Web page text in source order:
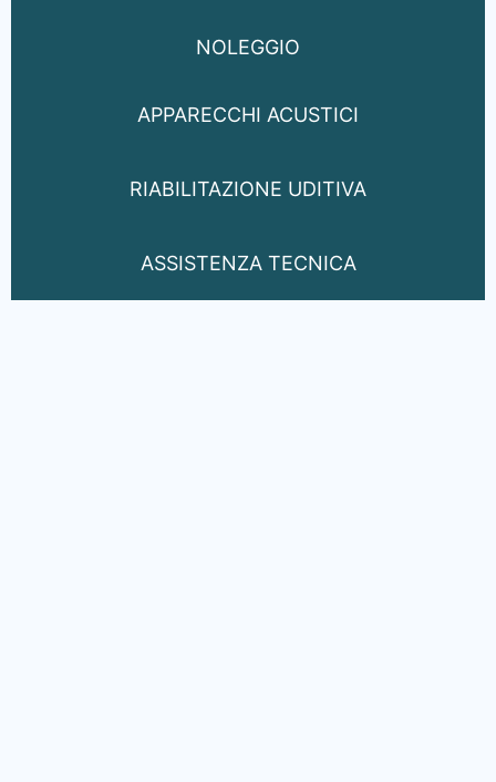
NOLEGGIO
APPARECCHI ACUSTICI
RIABILITAZIONE UDITIVA
ASSISTENZA TECNICA